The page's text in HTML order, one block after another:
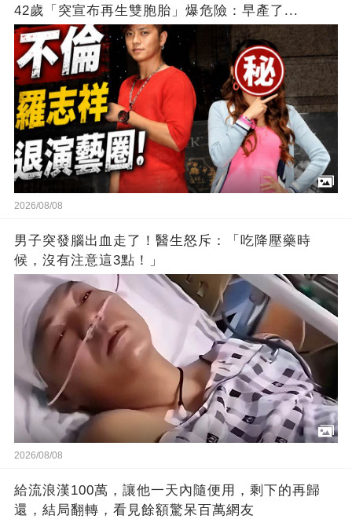
42歲「突宣布再生雙胞胎」爆危險：早產了...
2026/08/08
男子突發腦出血走了！醫生怒斥：「吃降壓藥時
候，沒有注意這3點！」
2026/08/08
給流浪漢100萬，讓他一天內隨便用，剩下的再歸
還，結局翻轉，看見餘額驚呆百萬網友